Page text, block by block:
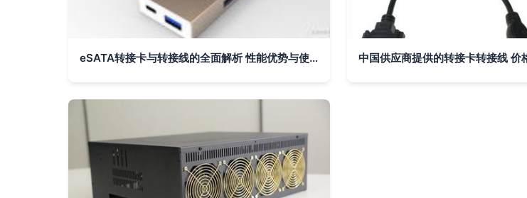
eSATA转接卡与转接线的全面解析 性能优势与使用场景